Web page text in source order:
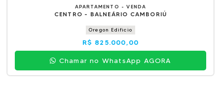
APARTAMENTO - VENDA
CENTRO - BALNEÁRIO CAMBORIÚ
Oregon Edificio
R$ 825.000,00
Chamar no WhatsApp AGORA